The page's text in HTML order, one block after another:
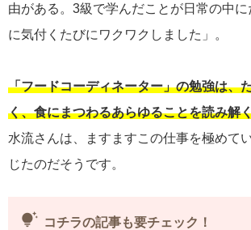
由がある。3級で学んだことが日常の中に
に気付くたびにワクワクしました」。
「フードコーディネーター」の勉強は、
く、食にまつわるあらゆることを読み解
水流さんは、ますますこの仕事を極めて
じたのだそうです。
tips_and_updates コチラの記事も要チェック！